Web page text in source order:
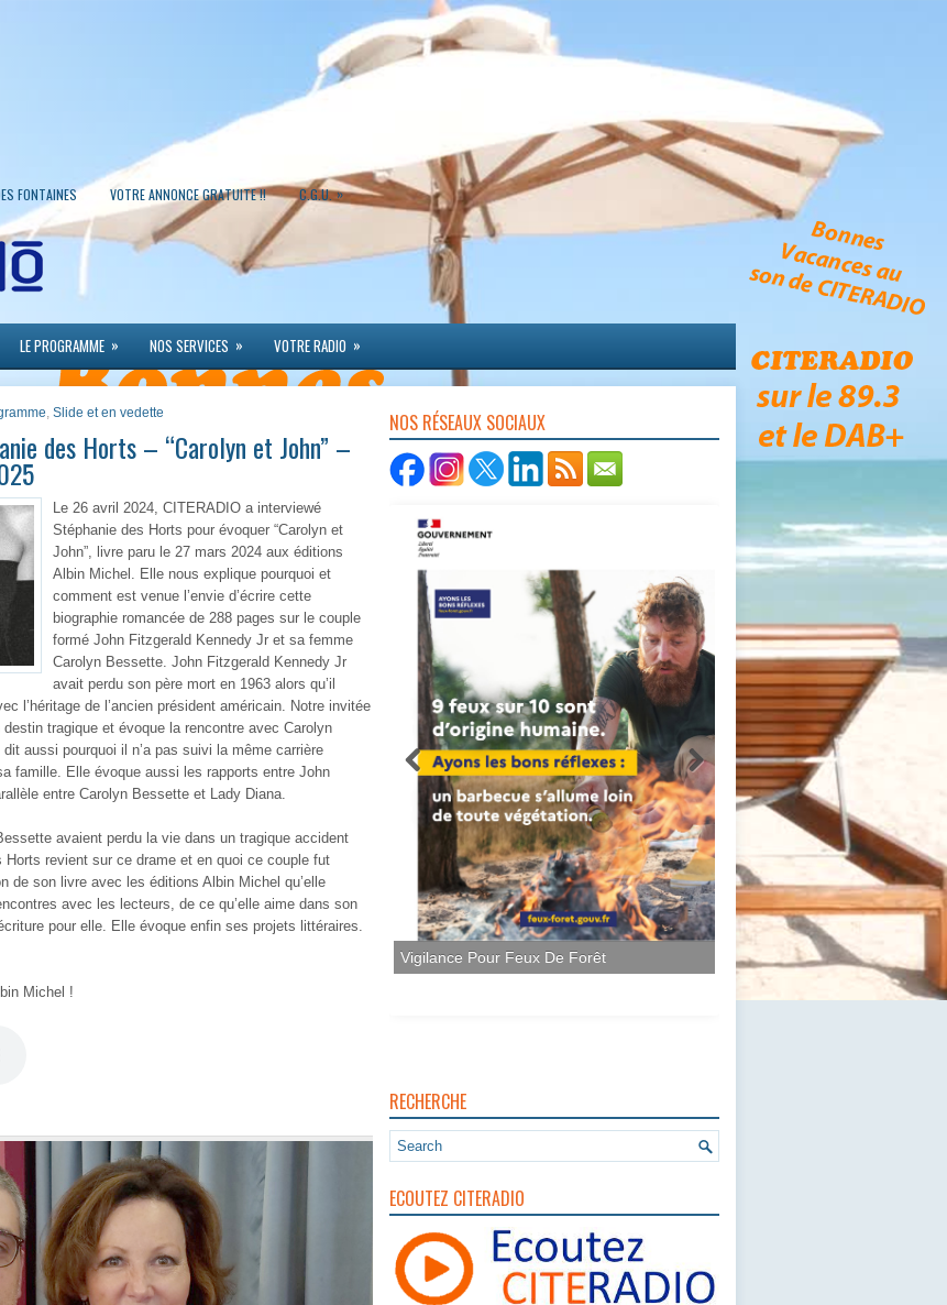
FONTAINES VOTRE ANNONCE GRATUITE !! C.G.U. »
LE PROGRAMME » NOS SERVICES » VOTRE RADIO »
, Slide et en vedette
des Horts – “Carolyn et John” –
Le 26 avril 2024, CITERADIO a interviewé
Stéphanie des Horts pour évoquer “Carolyn et
John”, livre paru le 27 mars 2024 aux éditions
Albin Michel. Elle nous explique pourquoi et
comment est venue l’envie d’écrire cette
biographie romancée de 288 pages sur le couple
formé John Fitzgerald Kennedy Jr et sa femme
Carolyn Bessette. John Fitzgerald Kennedy Jr
avait perdu son père mort en 1963 alors qu’il
l’héritage de l’ancien président américain. Notre invitée
tragique et évoque la rencontre avec Carolyn
aussi pourquoi il n’a pas suivi la même carrière
famille. Elle évoque aussi les rapports entre John
entre Carolyn Bessette et Lady Diana.
avaient perdu la vie dans un tragique accident
revient sur ce drame et en quoi ce couple fut
de son livre avec les éditions Albin Michel qu’elle
avec les lecteurs, de ce qu’elle aime dans son
pour elle. Elle évoque enfin ses projets littéraires.
Michel !
NOS RÉSEAUX SOCIAUX
RECHERCHE
ECOUTEZ CITERADIO